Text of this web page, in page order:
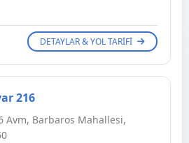
DETAYLAR & YOL TARIFI
216
Avm, Barbaros Mahallesi,